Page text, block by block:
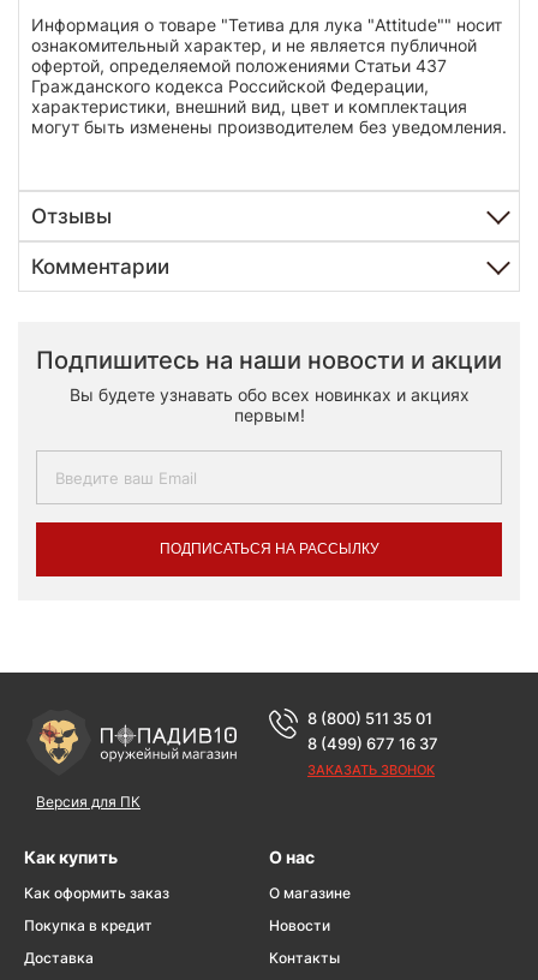
Информация о товаре "Тетива для лука "Attitude"" носит
ознакомительный характер, и не является публичной
офертой, определяемой положениями Статьи 437
Гражданского кодекса Российской Федерации,
характеристики, внешний вид, цвет и комплектация
могут быть изменены производителем без уведомления.
Отзывы
Комментарии
Подпишитесь на наши новости и акции
Вы будете узнавать обо всех новинках и акциях
первым!
ПОДПИСАТЬСЯ НА РАССЫЛКУ
Версия для ПК
8 (800) 511 35 01
8 (499) 677 16 37
ЗАКАЗАТЬ ЗВОНОК
Как купить
Как оформить заказ
Покупка в кредит
Доставка
О нас
О магазине
Новости
Контакты